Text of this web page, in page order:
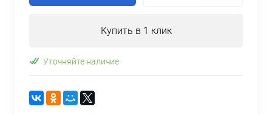
Купить в 1 клик
Уточняйте наличие